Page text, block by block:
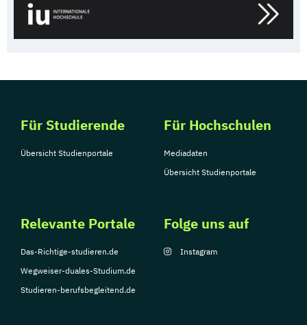
Für Studierende
Übersicht Studienportale
Für Hochschulen
Mediadaten
Übersicht Studienportale
Relevante Portale
Das-Richtige-studieren.de
Wegweiser-duales-Studium.de
Studieren-berufsbegleitend.de
Folge uns auf
Instagram